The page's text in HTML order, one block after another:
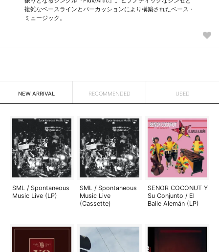
複雑なベースラインとパーカッションにより構築されたベース・
ミュージック。
NEW ARRIVAL RECOMMENDED USED
SML / Spontaneous
Music Live (LP)
SML / Spontaneous
Music Live
(Cassette)
SENOR COCONUT Y
Su Conjunto / El
Baile Alemán (LP)